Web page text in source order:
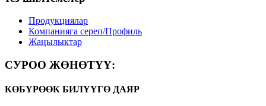
Продукциялар
Компанияга сереп/Профиль
Жаңылыктар
СУРОО ЖӨНӨТҮҮ:
КӨБҮРӨӨК БИЛҮҮГӨ ДАЯР